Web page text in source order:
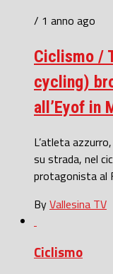
/ 1 anno ago
Ciclismo /
cycling)
all’Eyof in
L’atleta
su strada, nel
protagonista al
ByVallesina TV
Ciclismo